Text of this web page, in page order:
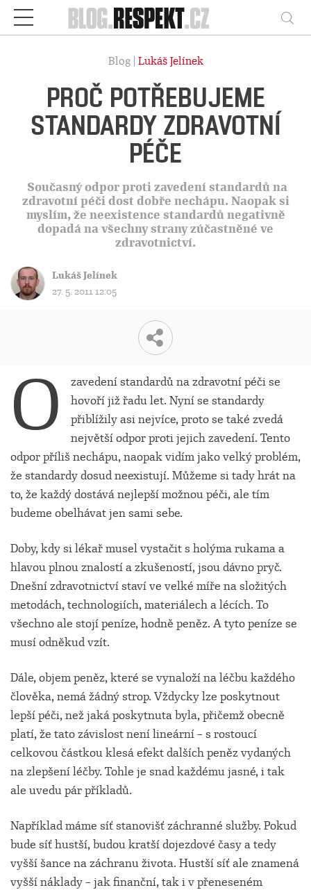
Respekt
Blog | Lukáš Jelínek
PROČ POTŘEBUJEME
STANDARDY ZDRAVOTNÍ
PÉČE
Současný odpor proti zavedení standardů na
zdravotní péči dost dobře nechápu. Naopak si
myslím, že neexistence standardů negativně
dopadá na všechny strany zúčastněné ve
zdravotnictví.
Lukáš Jelínek
27. 5. 2011 12:05
O
zavedení standardů na zdravotní péči se
hovoří již řadu let. Nyní se standardy
přiblížily asi nejvíce, proto se také zvedá
největší odpor proti jejich zavedení. Tento
odpor příliš nechápu, naopak vidím jako velký problém,
že standardy dosud neexistují. Můžeme si tady hrát na
to, že každý dostává nejlepší možnou péči, ale tím
budeme obelhávat jen sami sebe.
Doby, kdy si lékař musel vystačit s holýma rukama a
hlavou plnou znalostí a zkušeností, jsou dávno pryč.
Dnešní zdravotnictví staví ve velké míře na složitých
metodách, technologiích, materiálech a lécích. To
všechno ale stojí peníze, hodně peněz. A tyto peníze se
musí odněkud vzít.
Dále, objem peněz, které se vynaloží na léčbu každého
člověka, nemá žádný strop. Vždycky lze poskytnout
lepší péči, než jaká poskytnuta byla, přičemž obecně
platí, že tato závislost není lineární – s rostoucí
celkovou částkou klesá efekt dalších peněz vydaných
na zlepšení léčby. Tohle je snad každému jasné, i tak
ale uvedu pár příkladů.
Například máme síť stanovišť záchranné služby. Pokud
bude síť hustší, budou kratší dojezdové časy a tedy
vyšší šance na záchranu života. Hustší síť ale znamená
vyšší náklady – jak finanční, tak i v přeneseném